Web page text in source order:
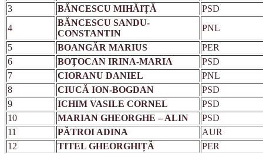
3
BĂNCESCU MIHĂIȚĂ
PSD
4
BĂNCESCU SANDU-
CONSTANTIN
PNL
5
BOANGĂR MARIUS
PER
6
BOŢOCAN IRINA-MARIA
PSD
7
CIORANU DANIEL
PNL
8
CIUCĂ ION-BOGDAN
PSD
9
ICHIM VASILE CORNEL
PSD
10
MARIAN GHEORGHE – ALIN
PSD
11
PĂTROI ADINA
AUR
12
TITEL GHEORGHIȚĂ
PER